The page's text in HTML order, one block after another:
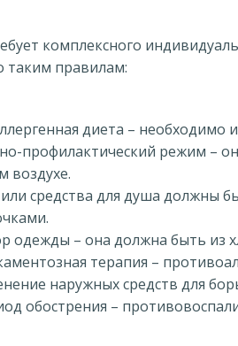
комплексного
таким правилам:
диета – необходимо
профилактический режим –
воздухе.
средства для душа должны
одежды – она должна быть из
терапия –
наружных средств для
обострения –